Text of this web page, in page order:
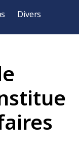
Divers